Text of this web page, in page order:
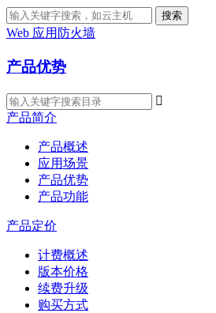
搜索
Web 应用防火墙
产品优势

产品简介
产品概述
应用场景
产品优势
产品功能
产品定价
计费概述
版本价格
续费升级
购买方式